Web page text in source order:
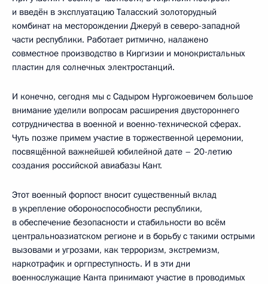
и введён в эксплуатацию Таласский золоторудный
комбинат на месторождении Джеруй в северо-западной
части республики. Работает ритмично, налажено
совместное производство в Киргизии и монокристальных
пластин для солнечных электростанций.
И конечно, сегодня мы с Садыром Нургожоевичем большое
внимание уделили вопросам расширения двустороннего
сотрудничества в военной и военно-технической сферах.
Чуть позже примем участие в торжественной церемонии,
посвящённой важнейшей юбилейной дате – 20-летию
создания российской авиабазы Кант.
Этот военный форпост вносит существенный вклад
в укрепление обороноспособности республики,
в обеспечение безопасности и стабильности во всём
центральноазиатском регионе и в борьбу с такими острыми
вызовами и угрозами, как терроризм, экстремизм,
наркотрафик и оргпреступность. И в эти дни
военнослужащие Канта принимают участие в проводимых